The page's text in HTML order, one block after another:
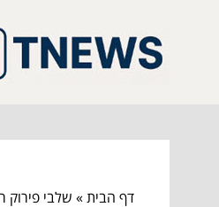
דף הבית» שלבי פירוק